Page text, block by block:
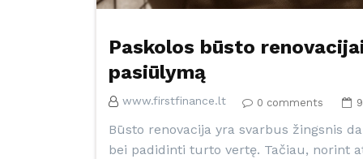
Paskolos būsto
pasiūlymą
www.firstfinance.lt 0 comments
Būsto renovacija yra svarbus žingsnis
bei padidinti turto vertę. Tačiau, norint